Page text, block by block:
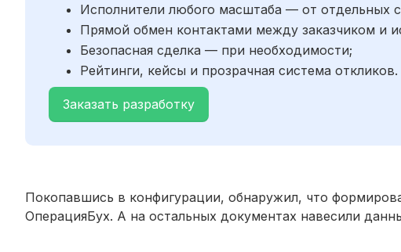
Исполнители любого масштаба — от отдельных
Прямой обмен контактами между заказчиком и
Безопасная сделка — при необходимости;
Рейтинги, кейсы и прозрачная система откликов.
Заказать разработку
Покопавшись в конфигурации, обнаружил, что
ОперацияБух. А на остальных документах навесили